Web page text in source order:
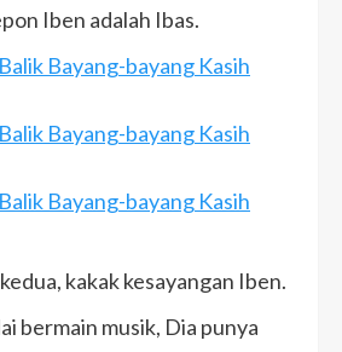
Iben adalah Ibas.
Bayang-bayang Kasih
Bayang-bayang Kasih
Bayang-bayang Kasih
kakak kesayangan Iben.
bermain musik, Dia punya